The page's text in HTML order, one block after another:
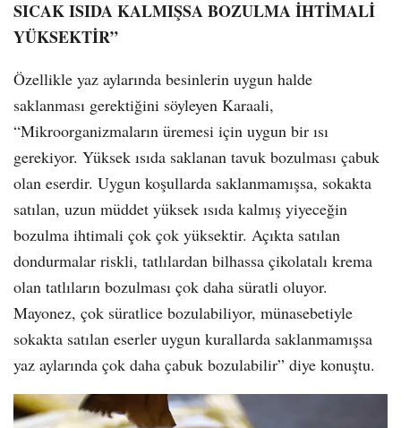
SICAK ISIDA KALMIŞSA BOZULMA İHTİMALİ
YÜKSEKTİR”
Özellikle yaz aylarında besinlerin uygun halde
saklanması gerektiğini söyleyen Karaali,
“Mikroorganizmaların üremesi için uygun bir ısı
gerekiyor. Yüksek ısıda saklanan tavuk bozulması çabuk
olan eserdir. Uygun koşullarda saklanmamışsa, sokakta
satılan, uzun müddet yüksek ısıda kalmış yiyeceğin
bozulma ihtimali çok çok yüksektir. Açıkta satılan
dondurmalar riskli, tatlılardan bilhassa çikolatalı krema
olan tatlıların bozulması çok daha süratli oluyor.
Mayonez, çok süratlice bozulabiliyor, münasebetiyle
sokakta satılan eserler uygun kurallarda saklanmamışsa
yaz aylarında çok daha çabuk bozulabilir” diye konuştu.